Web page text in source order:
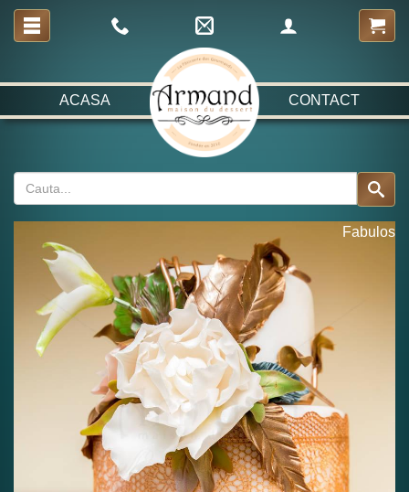
ACASA CONTACT
Fabulos